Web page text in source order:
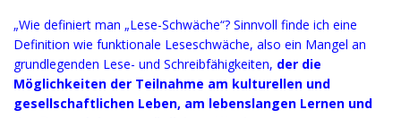
„Wie definiert man „Lese-Schwäche“? Sinnvoll finde ich eine
Definition wie funktionale Leseschwäche, also ein Mangel an
grundlegenden Lese- und Schreibfähigkeiten, der die
Möglichkeiten der Teilnahme am kulturellen und
gesellschaftlichen Leben, am lebenslangen Lernen und